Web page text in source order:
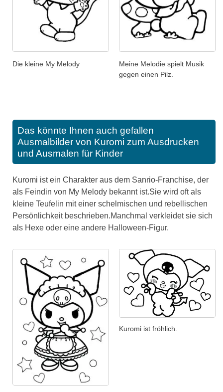
Die kleine My Melody
Meine Melodie spielt Musik
gegen einen Pilz.
Das könnte Ihnen auch gefallen
Ausmalbilder von Kuromi zum Ausdrucken
und Ausmalen für Kinder
Kuromi ist ein Charakter aus dem Sanrio-Franchise, der
als Feindin von My Melody bekannt ist.Sie wird oft als
kleine Teufelin mit einer schelmischen und rebellischen
Persönlichkeit beschrieben.Manchmal verkleidet sie sich
als Hexe oder eine andere Halloween-Figur.
Kuromi ist fröhlich.